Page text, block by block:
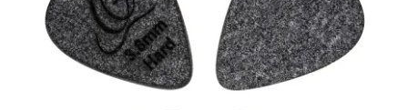
Kontakt / Impressum / AGB & co